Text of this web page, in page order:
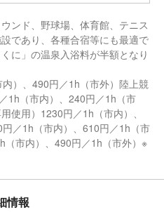
ンド、野球場、体育館、テニス
であり、各種合宿等にも最適で
に」の温泉入浴料が半額となり
内）、490円／1h（市外）陸上競
1h（市内）、240円／1h（市
1230円／1h（市内）、
／1h（市内）、610円／1h（市
市内）、490円／1h（市外）※
情報